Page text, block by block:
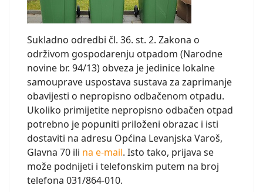
Sukladno odredbi čl. 36. st. 2. Zakona o
održivom gospodarenju otpadom (Narodne
novine br. 94/13) obveza je jedinice lokalne
samouprave uspostava sustava za zaprimanje
obavijesti o nepropisno odbačenom otpadu.
Ukoliko primijetite nepropisno odbačen otpad
potrebno je popuniti priloženi obrazac i isti
dostaviti na adresu Općina Levanjska Varoš,
Glavna 70 ili na e-mail. Isto tako, prijava se
može podnijeti i telefonskim putem na broj
telefona 031/864-010.